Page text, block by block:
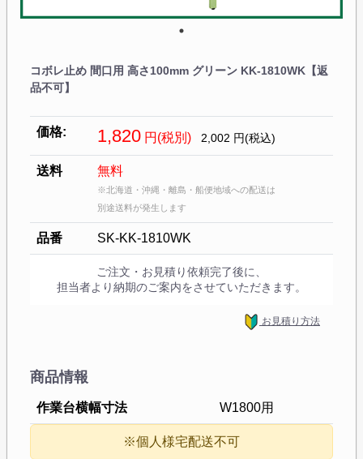
コボレ止め 間口用 高さ100mm グリーン KK-1810WK【返
品不可】
価格: 1,820 円(税別) 2,002 円(税込)
送料 無料
※北海道・沖縄・離島・船便地域への配送は
別途送料が発生します
品番 SK-KK-1810WK
ご注文・お見積り依頼完了後に、
担当者より納期のご案内をさせていただきます。
お見積り方法
商品情報
作業台横幅寸法 W1800用
※個人様宅配送不可